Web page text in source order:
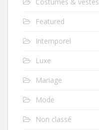
Featured
Intemporel
Luxe
Mariage
Mode
Non classé